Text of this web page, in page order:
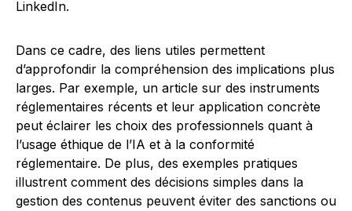
LinkedIn.
Dans ce cadre, des liens utiles permettent
d’approfondir la compréhension des implications plus
larges. Par exemple, un article sur des instruments
réglementaires récents et leur application concrète
peut éclairer les choix des professionnels quant à
l’usage éthique de l’IA et à la conformité
réglementaire. De plus, des exemples pratiques
illustrent comment des décisions simples dans la
gestion des contenus peuvent éviter des sanctions ou